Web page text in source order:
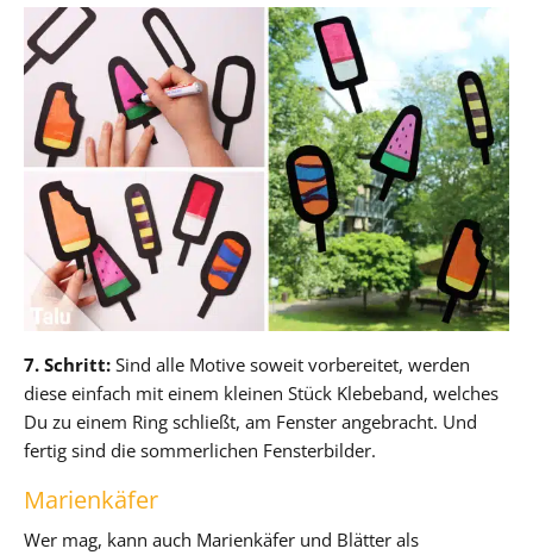
7. Schritt: Sind alle Motive soweit vorbereitet, werden
diese einfach mit einem kleinen Stück Klebeband, welches
Du zu einem Ring schließt, am Fenster angebracht. Und
fertig sind die sommerlichen Fensterbilder.
Marienkäfer
Wer mag, kann auch Marienkäfer und Blätter als